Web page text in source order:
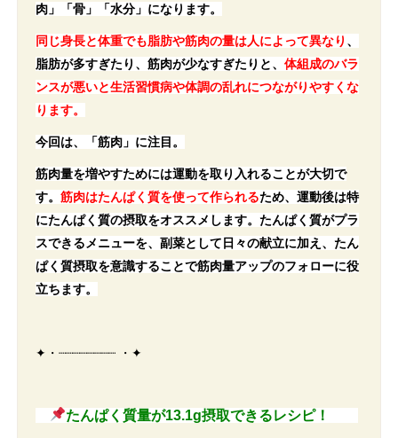
肉」「骨」「水分」になります。
同じ身長と体重でも脂肪や筋肉の量は人によって異なり 、
脂肪が多すぎたり、筋肉が少なすぎたりと、 体組成のバラ
ンスが悪いと生活習慣病や体調の乱れにつながりやすくな
ります。
今回は、「筋肉」に注目。
筋肉量を増やすためには運動を取り入れることが大切で
す。 筋肉はたんぱく質を使って作られるため、運動後は特
にたんぱく質の摂取をオススメします。 たんぱく質がプラ
スできるメニューを、副菜として日々の献立に加え、たん
ぱく質摂取を意識することで筋肉量アップのフォローに役
立ちます。
✦・┈┈┈┈┈┈┈┈ ・✦
たんぱく質量が13.1g摂取できるレシピ！